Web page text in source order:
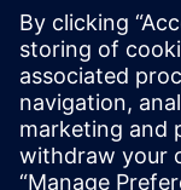
További
Satellite
Feltételek